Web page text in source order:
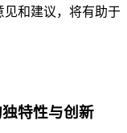
见和建议，将有助于
特性与创新